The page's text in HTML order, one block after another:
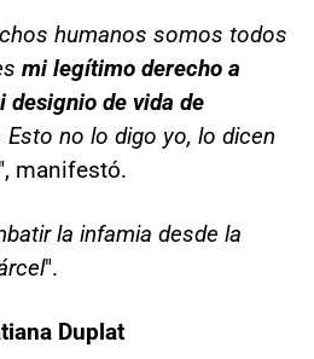
humanos somos todos
mi legítimo derecho a
designio de vida de
Esto no lo digo yo, lo dicen
", manifestó.
la infamia desde la
".
Duplat